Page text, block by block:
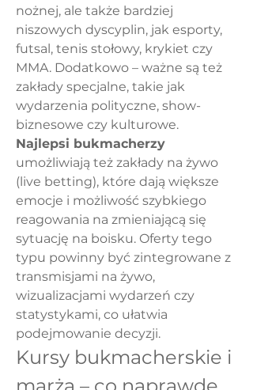
nożnej, ale także bardziej
niszowych dyscyplin, jak esporty,
futsal, tenis stołowy, krykiet czy
MMA. Dodatkowo – ważne są też
zakłady specjalne, takie jak
wydarzenia polityczne, show-
biznesowe czy kulturowe.
Najlepsi bukmacherzy
umożliwiają też zakłady na żywo
(live betting), które dają większe
emocje i możliwość szybkiego
reagowania na zmieniającą się
sytuację na boisku. Oferty tego
typu powinny być zintegrowane z
transmisjami na żywo,
wizualizacjami wydarzeń czy
statystykami, co ułatwia
podejmowanie decyzji.
Kursy bukmacherskie i